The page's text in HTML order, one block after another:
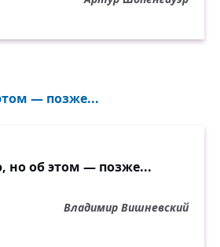
— позже...
но об этом — позже...
Владимир Вишневский